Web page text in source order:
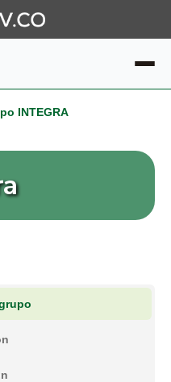
INTEGRA